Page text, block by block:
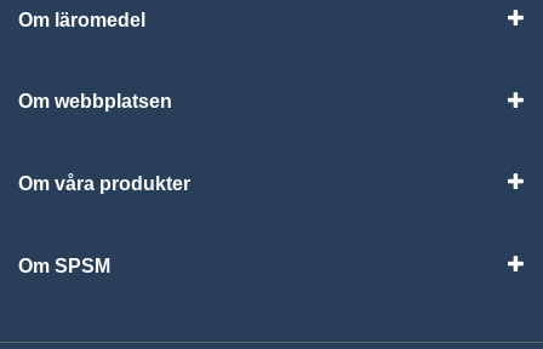
Om läromedel
Om webbplatsen
Om våra produkter
Om SPSM